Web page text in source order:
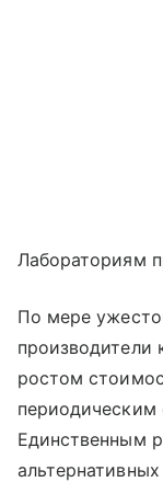
Лабораториям
По мере
производители
ростом
периодическим
Единственным